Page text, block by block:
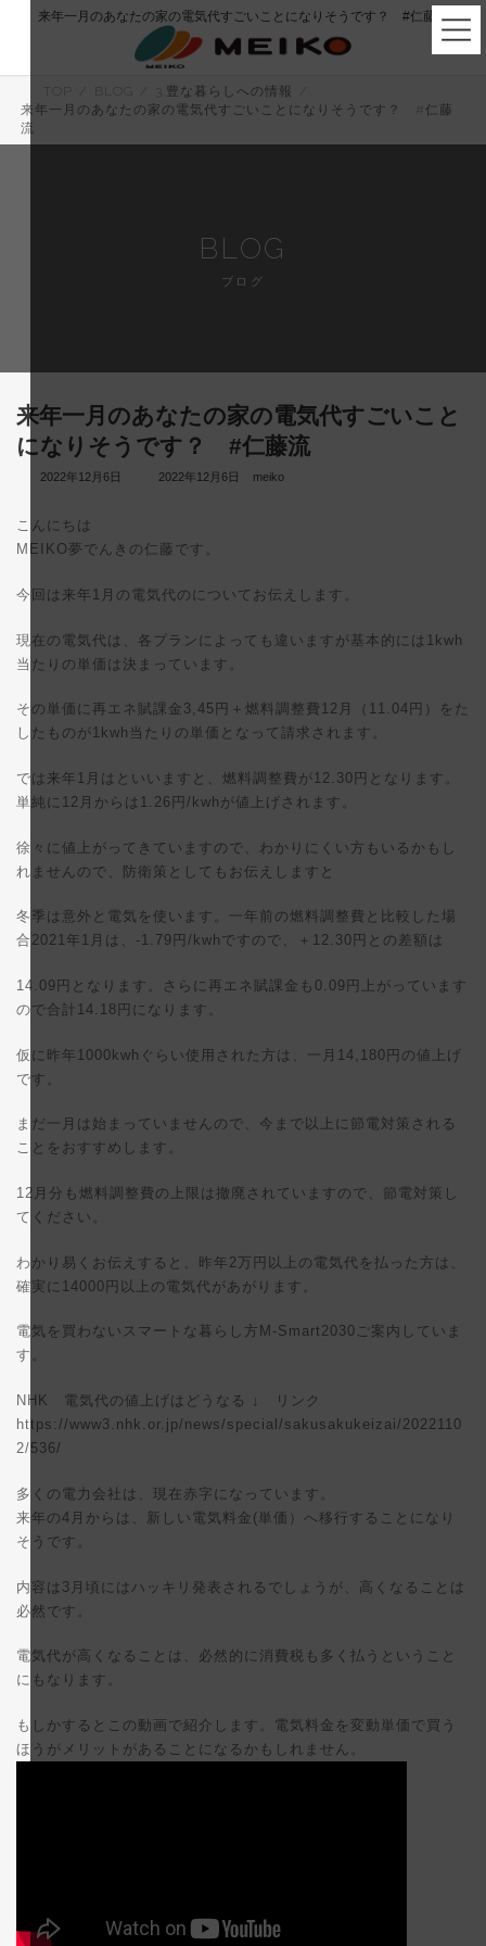
キ
に
来年一月のあなたの家の電気代すごいことになりそうです？ #仁藤流
TOP BLOG
3.豊な暮らしへの情報
来年一月のあなたの家の電気代すごいことになりそうです？ #仁藤
流
BLOG
ブログ
来年一月のあなたの家の電気代すごいこと
になりそうです？ #仁藤流
2022年12月6日
最
日
時
2022年12月6日 meiko
こんにちは
MEIKO夢でんきの仁藤です。
今回は来年1月の電気代のについてお伝えします。
現在の電気代は、各プランによっても違いますが基本的には1kwh
当たりの単価は決まっています。
その単価に再エネ賦課金3,45円＋燃料調整費12月（11.04円）をた
したものが1kwh当たりの単価となって請求されます。
では来年1月はといいますと、燃料調整費が12.30円となります。
単純に12月からは1.26円/kwhが値上げされます。
徐々に値上がってきていますので、わかりにくい方もいるかもし
れませんので、防衛策としてもお伝えしますと
冬季は意外と電気を使います。一年前の燃料調整費と比較した場
合2021年1月は、-1.79円/kwhですので、＋12.30円との差額は
14.09円となります。さらに再エネ賦課金も0.09円上がっています
ので合計14.18円になります。
仮に昨年1000kwhぐらい使用された方は、一月14,180円の値上げ
です。
まだ一月は始まっていませんので、今まで以上に節電対策される
ことをおすすめします。
12月分も燃料調整費の上限は撤廃されていますので、節電対策し
てください。
わかり易くお伝えすると、昨年2万円以上の電気代を払った方は、
確実に14000円以上の電気代があがります。
電気を買わないスマートな暮らし方M-Smart2030ご案内していま
す。
NHK 電気代の値上げはどうなる ↓
リンク
https://www3.nhk.or.jp/news/special/sakusakukeizai/2022110
2/536/
多くの電力会社は、現在赤字になっています。
来年の4月からは、新しい電気料金(単価）へ移行することになり
そうです。
内容は3月頃にはハッキリ発表されるでしょうが、高くなることは
必然です。
電気代が高くなることは、必然的に消費税も多く払うということ
にもなります。
もしかするとこの動画で紹介します。電気料金を変動単価で買う
ほうがメリットがあることになるかもしれません。